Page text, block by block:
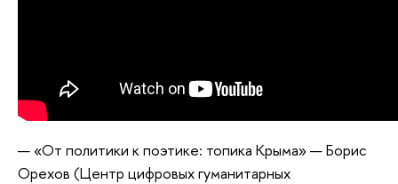
«От политики к поэтике: топика Крыма» — Борис
Орехов (Центр цифровых гуманитарных